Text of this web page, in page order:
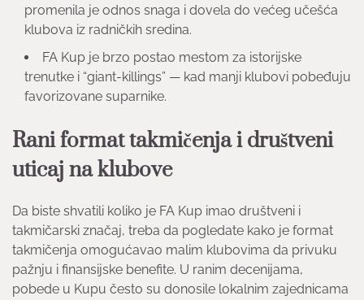
promenila je odnos snaga i dovela do većeg učešća
klubova iz radničkih sredina.
FA Kup je brzo postao mestom za istorijske
trenutke i “giant-killings” — kad manji klubovi pobeđuju
favorizovane suparnike.
Rani format takmičenja i društveni
uticaj na klubove
Da biste shvatili koliko je FA Kup imao društveni i
takmičarski značaj, treba da pogledate kako je format
takmičenja omogućavao malim klubovima da privuku
pažnju i finansijske benefite. U ranim decenijama,
pobede u Kupu često su donosile lokalnim zajednicama